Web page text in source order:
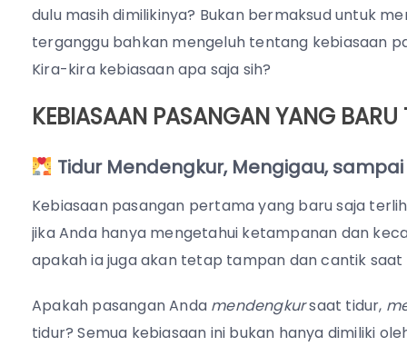
dulu masih dimilikinya? Bukan bermaksud untuk
terganggu bahkan mengeluh tentang kebiasaan
Kira-kira kebiasaan apa saja sih?
KEBIASAAN PASANGAN YANG BARU
Tidur Mendengkur, Mengigau, sampai
Kebiasaan pasangan pertama yang baru saja
jika Anda hanya mengetahui ketampanan dan
apakah ia juga akan tetap tampan dan cantik saat
Apakah pasangan Anda mendengkursaat tidur,
tidur? Semua kebiasaan ini bukan hanya dimiliki